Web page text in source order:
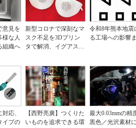
意見を
様な人
組織へ
新型コロナで深刻なマ
スク不足を3Dプリン
タで解消、イグアスが
令和8年熊本地震
る工場への影響
応、
イプの
【西野亮廣】つくりた
いものを追求できる環
最大0.03mmの精
黒色／光沢素材